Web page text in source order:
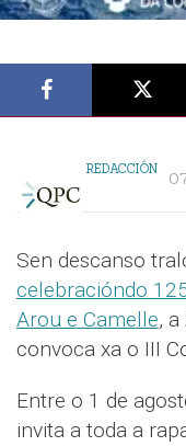
REDACCIÓN
Sen descanso
celebracióndo
Arou e Camelle,
convoca xa o III
Entre o 1 de
invita a toda a